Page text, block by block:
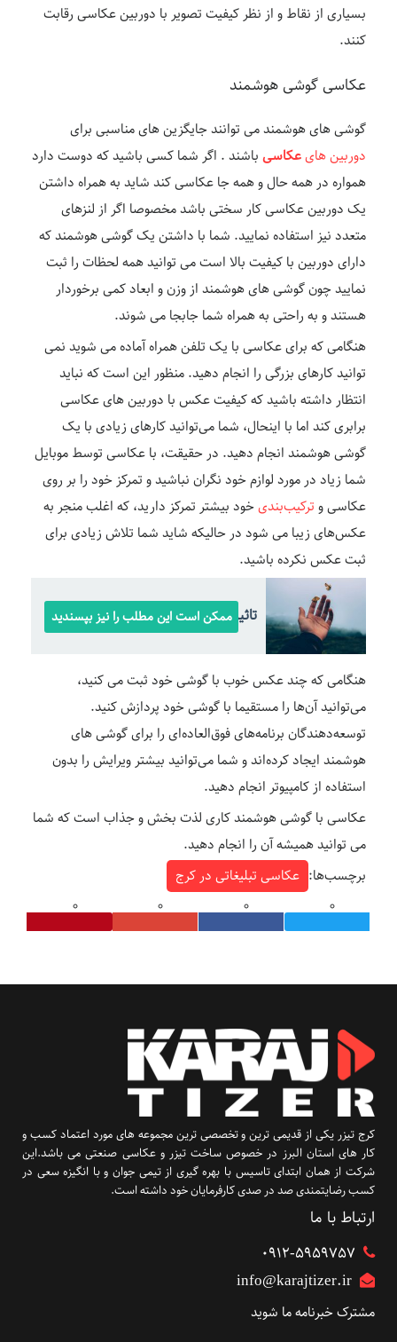
بسیاری از نقاط و از نظر کیفیت تصویر با دوربین عکاسی رقابت
کنند.
عکاسی گوشی هوشمند
گوشی های هوشمند می توانند جایگزین های مناسبی برای
دوربین هایعکاسیباشند . اگر شما کسی باشید که دوست دارد
همواره در همه حال و همه جا عکاسی کند شاید به همراه داشتن
یک دوربین عکاسی کار سختی باشد مخصوصا اگر از لنزهای
متعدد نیز استفاده نمایید. شما با داشتن یک گوشی هوشمند که
دارای دوربین با کیفیت بالا است می توانید همه لحظات را ثبت
نمایید چون گوشی های هوشمند از وزن و ابعاد کمی برخوردار
هستند و به راحتی به همراه شما جابجا می شوند.
هنگامی که برای عکاسی با یک تلفن همراه آماده می شوید نمی
توانید کارهای بزرگی را انجام دهید. منظور این است که نباید
انتظار داشته باشید که کیفیت عکس با دوربین های عکاسی
برابری کند اما با اینحال، شما می‌توانید کارهای زیادی با یک
گوشی هوشمند انجام دهید. در حقیقت، با عکاسی توسط موبایل
شما زیاد در مورد لوازم خود نگران نباشید و تمرکز خود را بر روی
عکاسی وترکیب‌بندیخود بیشتر تمرکز دارید، که اغلب منجر به
عکس‌های زیبا می شود در حالیکه شاید شما تلاش زیادی برای
ثبت عکس نکرده باشید.
تاثیر فصل ها بر روی عکاسی
ممکن است این مطلب را نیز بپسندید
هنگامی که چند عکس خوب با گوشی خود ثبت می کنید،
می‌توانید آن‌ها را مستقیما با گوشی خود پردازش کنید.
توسعه‌دهندگان برنامه‌های فوق‌العاده‌ای را برای گوشی های
هوشمند ایجاد کرده‌اند و شما می‌توانید بیشتر ویرایش را بدون
استفاده از کامپیوتر انجام دهید.
عکاسی با گوشی هوشمند کاری لذت بخش و جذاب است که شما
می توانید همیشه آن را انجام دهید.
برچسب‌ها: عکاسی تبلیغاتی در کرج
کرج تیزر یکی از قدیمی ترین و تخصصی ترین مجموعه های مورد اعتماد کسب و
کار های استان البرز در خصوص ساخت تیزر و عکاسی صنعتی می باشد.این
شرکت از همان ابتدای تاسیس با بهره گیری از تیمی جوان و با انگیزه سعی در
کسب رضایتمندی صد در صدی کارفرمایان خود داشته است.
ارتباط با ما
۰۹۱۲-5959757
info@karajtizer.ir
مشترک خبرنامه ما شوید